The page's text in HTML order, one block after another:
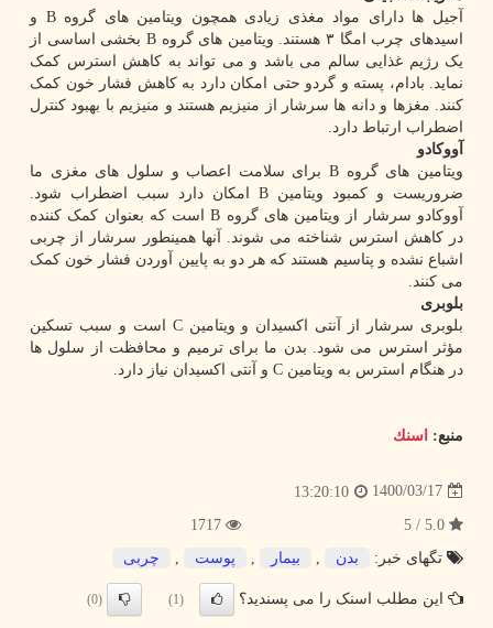
آجیل ها دارای مواد مغذی زیادی همچون ویتامین های گروه B و
اسیدهای چرب امگا ۳ هستند. ویتامین های گروه B بخشی اساسی از
یک رژیم غذایی سالم می باشد و می تواند به کاهش استرس کمک
نماید. بادام، پسته و گردو حتی امکان دارد به کاهش فشار خون کمک
کنند. مغزها و دانه ها سرشار از منیزیم هستند و منیزیم با بهبود کنترل
اضطراب ارتباط دارد.
آووکادو
ویتامین های گروه B برای سلامت اعصاب و سلول های مغزی ما
ضروریست و کمبود ویتامین B امکان دارد سبب اضطراب شود.
آووکادو سرشار از ویتامین های گروه B است که بعنوان کمک کننده
در کاهش استرس شناخته می شوند. آنها همینطور سرشار از چربی
اشباع نشده و پتاسیم هستند که هر دو به پایین آوردن فشار خون کمک
می کنند.
بلوبری
بلوبری سرشار از آنتی اکسیدان و ویتامین C است و سبب تسکین
مؤثر استرس می شود. بدن ما برای ترمیم و محافظت از سلول ها
در هنگام استرس به ویتامین C و آنتی اکسیدان نیاز دارد.
منبع: اسنك
1400/03/17
13:20:10
تگهای خبر:
بدن بیمار پوست چربی
این مطلب اسنک را می پسندید؟ (1)
(0)